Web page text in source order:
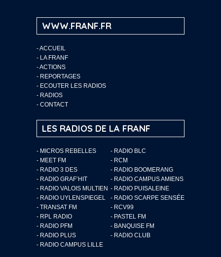
WWW.FRANF.FR
-ACCUEIL
- LA FRANF
-ACTIONS
- REPORTAGES
- ECOUTER LES RADIOS
- RADIOS
- CONTACT
LES RADIOS DE LA FRANF
- MICROS REBELLES
- RADIO BLC
- MEET FM
- RCM
- RADIO 3 DES
- RADIO BOOMERANG
- RADIO GRAF’HIT
- RADIO CAMPUS AMIENS
- RADIO VALOIS MULTIEN - RADIO PUISALEINE
- RADIO UYLENSPIEGEL
- RADIO SCARPE SENSÉE
- TRANSAT FM
- RCV99
- RPL RADIO
- PASTEL FM
- RADIO PFM
- BANQUISE FM
- RADIO PLUS
- RADIO CLUB
- RADIO CAMPUS LILLE